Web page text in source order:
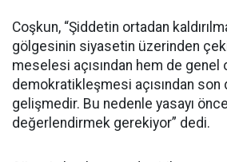
Coşkun, “Şiddetin ortadan
gölgesinin siyasetin üzerinden
meselesi açısından hem de genel
demokratikleşmesi açısından son
gelişmedir. Bu nedenle yasayı
değerlendirmek gerekiyor” dedi.